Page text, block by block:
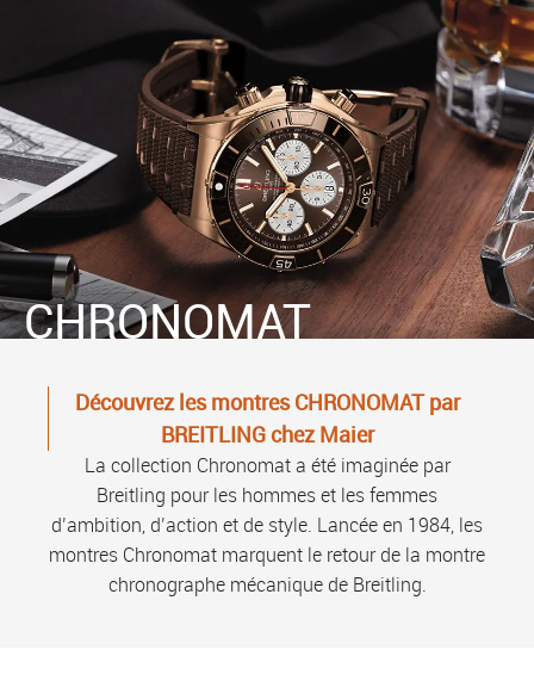
CHRONOMAT
Découvrez les montres CHRONOMAT par
BREITLING chez Maier
La collection Chronomat a été imaginée par
Breitling pour les hommes et les femmes
d’ambition, d’action et de style. Lancée en 1984, les
montres Chronomat marquent le retour de la montre
chronographe mécanique de Breitling.